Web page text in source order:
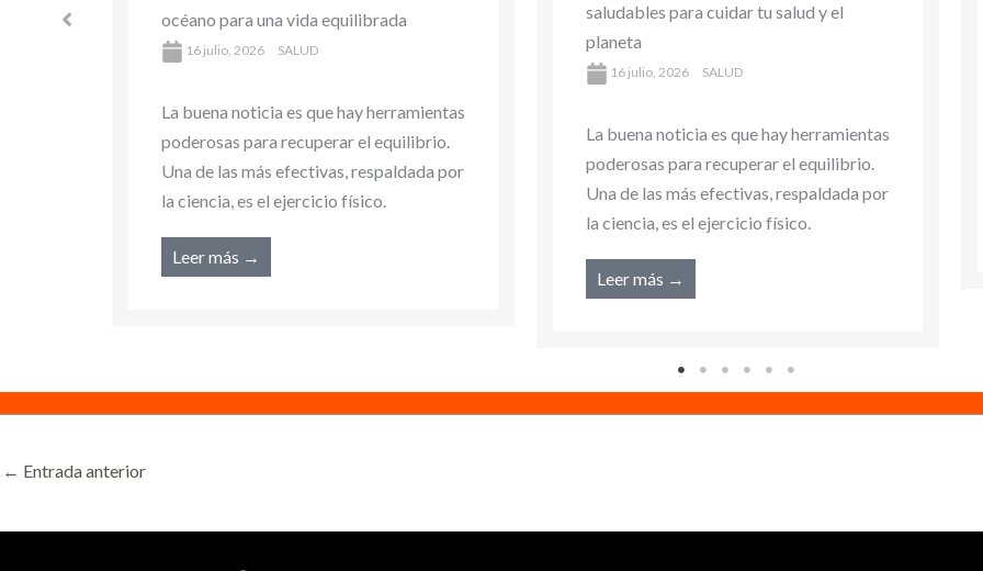
saludables para cuidar tu salud y el
planeta
La buena noticia es que hay herramientas
poderosas para recuperar el equilibrio.
Una de las más efectivas, respaldada por
Leer más →
16 abril, 2026 SALUD
La buena noticia es que hay herramientas
Una de las más efectivas, respaldada por
la ciencia, es el ejercicio físico.
Leer más →
← Entrada anterior